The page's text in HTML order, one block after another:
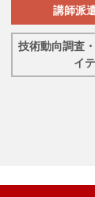
講師派
技術動向調査
イ